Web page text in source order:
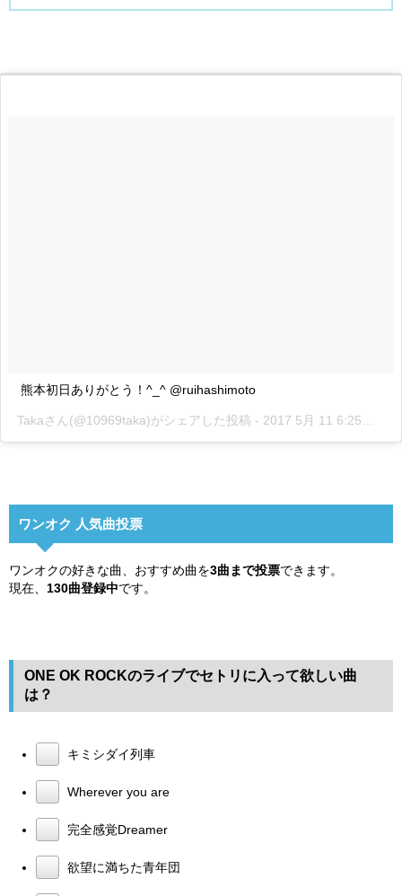
熊本初日ありがとう！^_^ @ruihashimoto
Takaさん(@10969taka)がシェアした投稿 - 2017 5月 11 6:25午前 PDT
ワンオク 人気曲投票
ワンオクの好きな曲、おすすめ曲を3曲まで投票できます。
現在、 130曲登録中です。
ONE OK ROCKのライブでセトリに入って欲しい曲
は？
キミシダイ列車
Wherever you are
完全感覚Dreamer
欲望に満ちた青年団